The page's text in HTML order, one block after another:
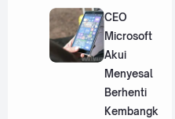
CEO
Microsoft
Akui
Menyesal
Berhenti
Kembangk